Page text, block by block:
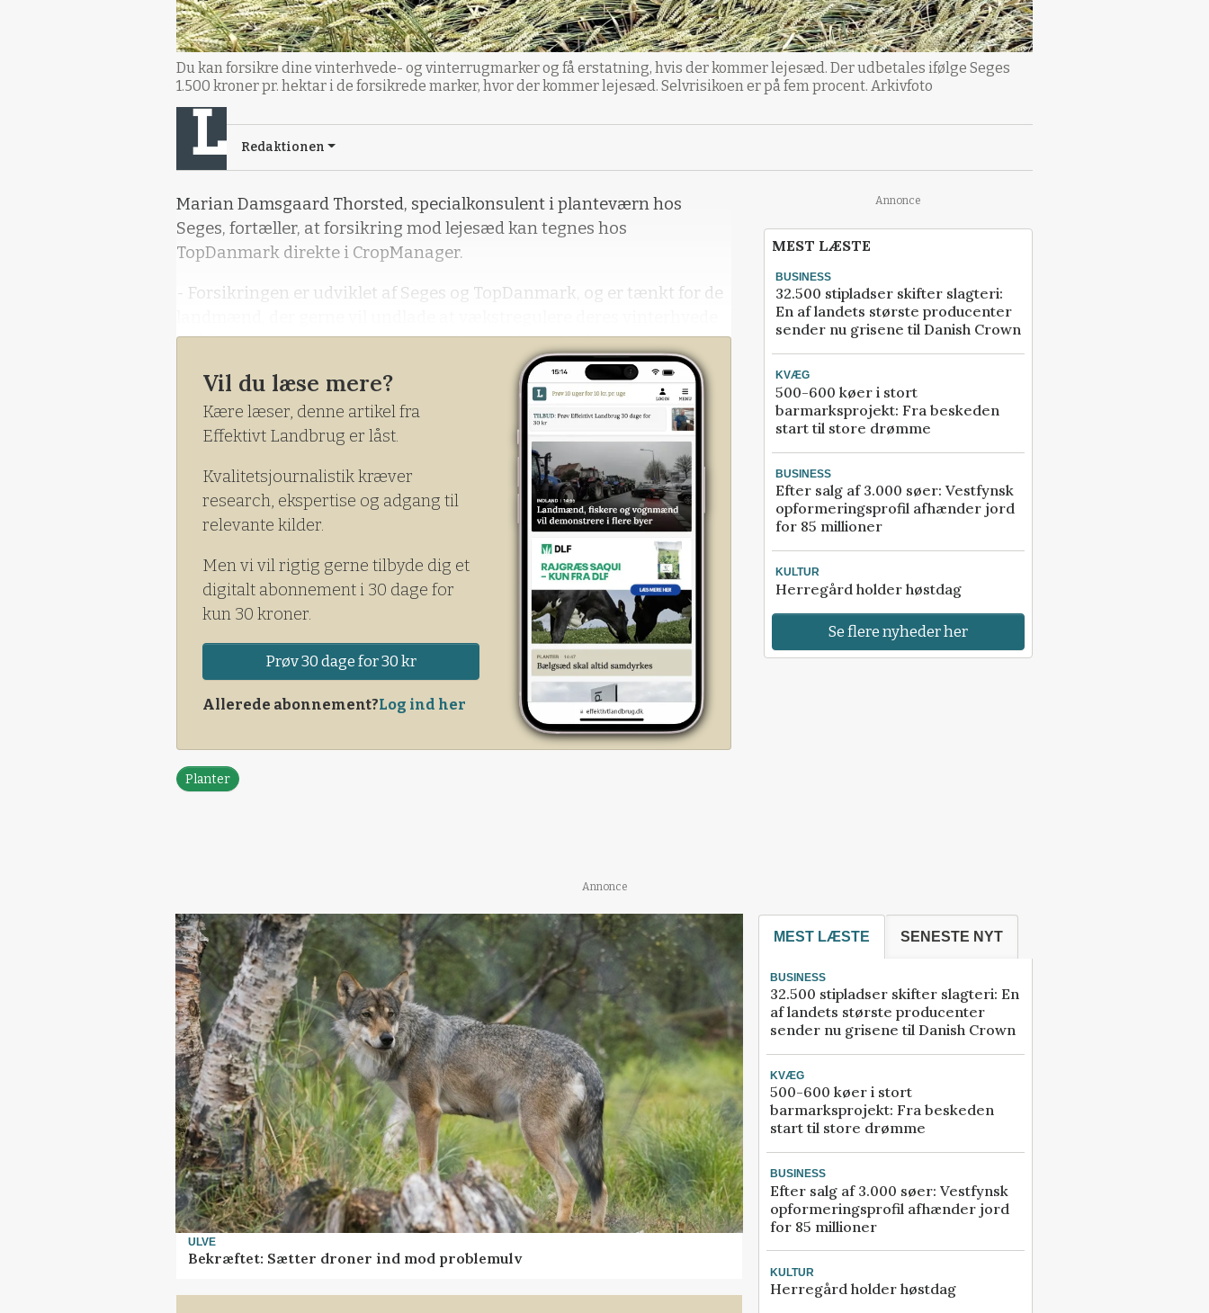
Du kan forsikre dine vinterhvede- og vinterrugmarker og få erstatning, hvis der kommer lejesæd. Der udbetales ifølge Seges
1.500 kroner pr. hektar i de forsikrede marker, hvor der kommer lejesæd. Selvrisikoen er på fem procent. Arkivfoto
Redaktionen
Marian Damsgaard Thorsted, specialkonsulent i planteværn hos
Seges, fortæller, at forsikring mod lejesæd kan tegnes hos
TopDanmark direkte i CropManager.
- Forsikringen er udviklet af Seges og TopDanmark, og er tænkt for de
og/eller vinterrug, men som er i tvivl om risikoen for lejesæd, siger
Vil du læse mere?
Kære læser, denne artikel fra
Effektivt Landbrug er låst.
Kvalitetsjournalistik kræver
research, ekspertise og adgang til
relevante kilder.
Men vi vil rigtig gerne tilbyde dig et
digitalt abonnement i 30 dage for
kun 30 kroner.
Prøv 30 dage for 30 kr
Allerede abonnement?Log ind her
Planter
Annonce
MEST LÆSTE
BUSINESS
32.500 stipladser skifter slagteri:
En af landets største producenter
sender nu grisene til Danish Crown
KVÆG
500-600 køer i stort
barmarksprojekt: Fra beskeden
start til store drømme
BUSINESS
Efter salg af 3.000 søer: Vestfynsk
opformeringsprofil afhænder jord
for 85 millioner
KULTUR
Herregård holder høstdag
Se flere nyheder her
Annonce
ULVE
Bekræftet: Sætter droner ind mod problemulv
MEST LÆSTE SENESTE NYT
BUSINESS
32.500 stipladser skifter slagteri: En
af landets største producenter
sender nu grisene til Danish Crown
KVÆG
500-600 køer i stort
barmarksprojekt: Fra beskeden
start til store drømme
BUSINESS
Efter salg af 3.000 søer: Vestfynsk
opformeringsprofil afhænder jord
for 85 millioner
KULTUR
Herregård holder høstdag